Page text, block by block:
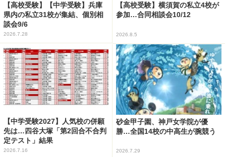
【高校受験】【中学受験】兵庫
県内の私立31校が集結、個別相
談会9/6
2026.7.28
【高校受験】横須賀の私立4校が
参加…合同相談会10/12
2026.8.5
【中学受験2027】人気校の併願
先は…四谷大塚「第2回合不合判
定テスト」結果
2026.7.16
砂金甲子園、神戸女学院が優
勝…全国14校の中高生が腕競う
2026.7.29